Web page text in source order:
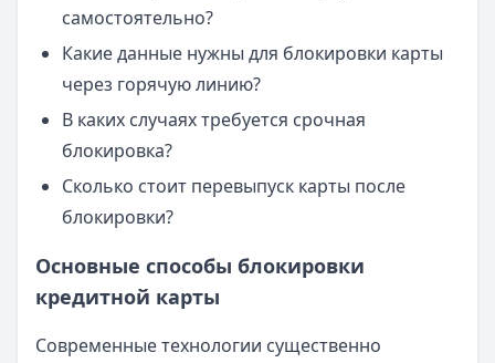
самостоятельно?
Какие данные нужны для блокировки карты
через горячую линию?
В каких случаях требуется срочная
блокировка?
Сколько стоит перевыпуск карты после
блокировки?
Основные способы блокировки
кредитной карты
Современные технологии существенно